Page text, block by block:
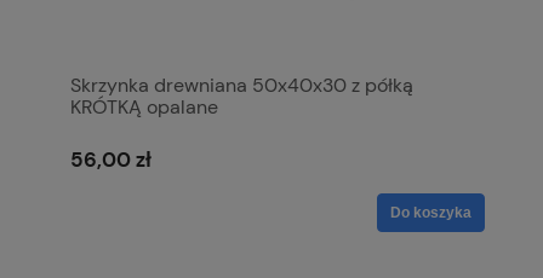
Skrzynka drewniana 50x40x30 z półką
KRÓTKĄ opalane
56,00 zł
Do koszyka